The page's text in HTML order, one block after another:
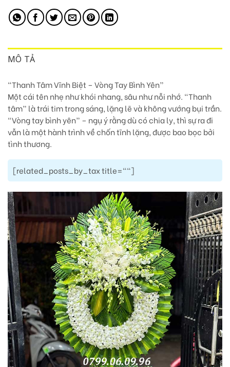
MÔ TẢ
“Thanh Tâm Vĩnh Biệt – Vòng Tay Bình Yên”
Một cái tên nhẹ như khói nhang, sâu như nỗi nhớ. “Thanh
tâm” là trái tim trong sáng, lặng lẽ và không vướng bụi trần.
“Vòng tay bình yên” – ngụ ý rằng dù có chia ly, thì sự ra đi
vẫn là một hành trình về chốn tĩnh lặng, được bao bọc bởi
tình thương.
[related_posts_by_tax title=""]